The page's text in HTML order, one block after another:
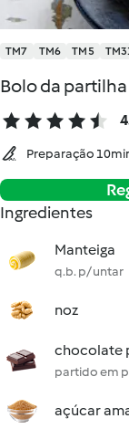
TM7 TM6 TM5
Bolo da partilha
Preparação
Ingredientes
Manteiga
q.b. p/ untar
noz
chocolate
partido em
açúcar